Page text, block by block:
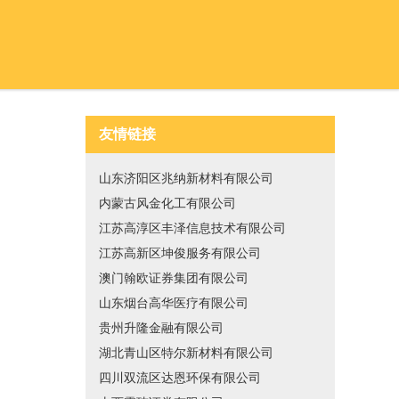
友情链接
山东济阳区兆纳新材料有限公司
内蒙古风金化工有限公司
江苏高淳区丰泽信息技术有限公司
江苏高新区坤俊服务有限公司
澳门翰欧证券集团有限公司
山东烟台高华医疗有限公司
贵州升隆金融有限公司
湖北青山区特尔新材料有限公司
四川双流区达恩环保有限公司